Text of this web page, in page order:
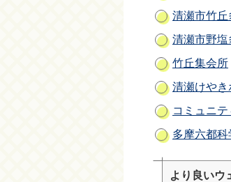
清瀬市竹
清瀬市野
竹丘集会所
清瀬けやき
コミュニ
多摩六都科
より良いウ